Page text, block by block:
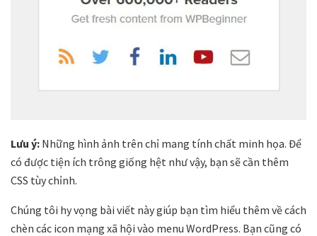
Lưu ý: Những hình ảnh trên chỉ mang tính chất minh họa. Để
có được tiện ích trông giống hệt như vậy, bạn sẽ cần thêm
CSS tùy chỉnh.
Chúng tôi hy vọng bài viết này giúp bạn tìm hiểu thêm về cách
chèn các icon mạng xã hội vào menu WordPress. Bạn cũng có